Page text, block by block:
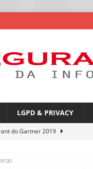
LGPD & PRIVACY
do Gartner 2019
exposta a ciberameaças